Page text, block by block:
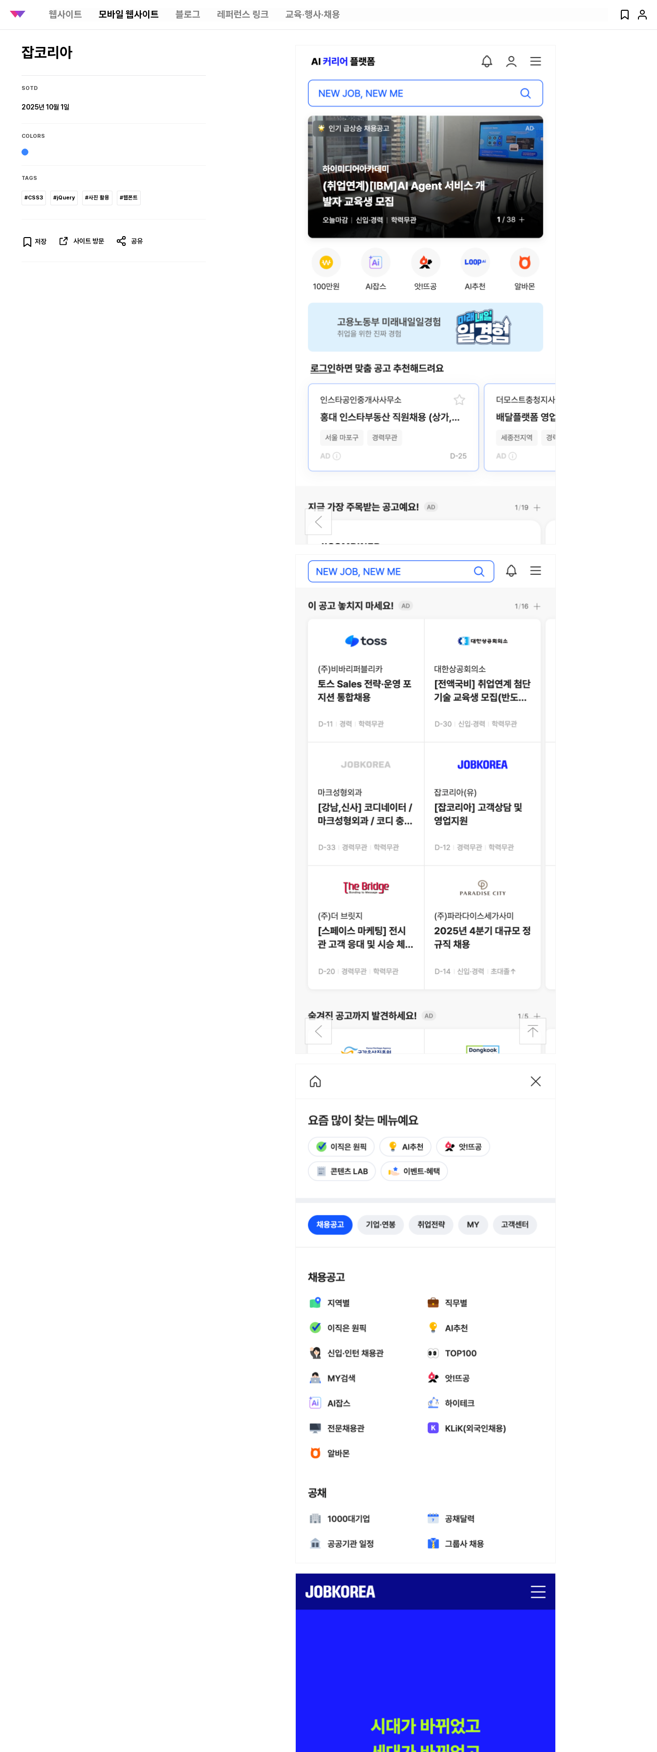
웹사이트 모바일 웹사이트 블로그 레퍼런스 링크 교육·행사·채용
잡코리아
SOTD
2025년 10월 1일
COLORS
TAGS
#CSS3 #jQuery #사진 활용 #웹폰트
저장 사이트 방문 공유